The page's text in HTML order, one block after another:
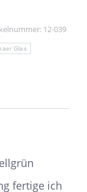
12-039
Glas
fertige ich